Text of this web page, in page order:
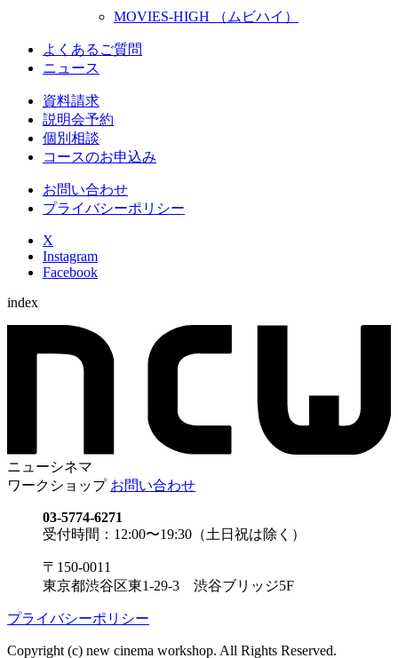
MOVIES-HIGH （ムビハイ）
よくあるご質問
ニュース
資料請求
説明会予約
個別相談
コースのお申込み
お問い合わせ
プライバシーポリシー
X
Instagram
Facebook
index
ニューシネマ
ワークショップ お問い合わせ
03-5774-6271
受付時間：12:00〜19:30（土日祝は除く）
〒150-0011
東京都渋谷区東1-29-3 渋谷ブリッジ5F
プライバシーポリシー
Copyright (c) new cinema workshop. All Rights Reserved.